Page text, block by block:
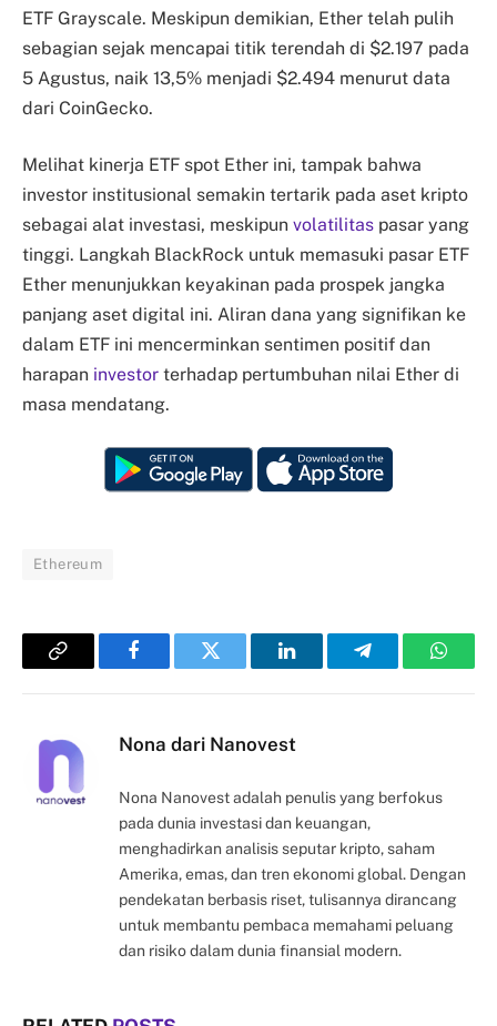
ETF Grayscale. Meskipun demikian, Ether telah pulih
sebagian sejak mencapai titik terendah di $2.197 pada
5 Agustus, naik 13,5% menjadi $2.494 menurut data
dari CoinGecko.
Melihat kinerja ETF spot Ether ini, tampak bahwa
investor institusional semakin tertarik pada aset kripto
sebagai alat investasi, meskipun volatilitas pasar yang
tinggi. Langkah BlackRock untuk memasuki pasar ETF
Ether menunjukkan keyakinan pada prospek jangka
panjang aset digital ini. Aliran dana yang signifikan ke
dalam ETF ini mencerminkan sentimen positif dan
harapan investor terhadap pertumbuhan nilai Ether di
masa mendatang.
Ethereum
Copy
FacebookTwitter LinkedInTelegram
Nona dari Nanovest
Nona Nanovest adalah penulis yang berfokus
pada dunia investasi dan keuangan,
menghadirkan analisis seputar kripto, saham
Amerika, emas, dan tren ekonomi global. Dengan
pendekatan berbasis riset, tulisannya dirancang
untuk membantu pembaca memahami peluang
dan risiko dalam dunia finansial modern.